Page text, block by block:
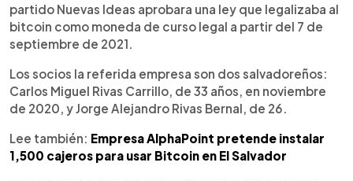
partido Nuevas Ideas aprobara una ley que legalizaba al
bitcoin como moneda de curso legal a partir del 7 de
septiembre de 2021.
Los socios la referida empresa son dos salvadoreños:
Carlos Miguel Rivas Carrillo, de 33 años, en noviembre
de 2020, y Jorge Alejandro Rivas Bernal, de 26.
Lee también: Empresa AlphaPoint pretende instalar
1,500 cajeros para usar Bitcoin en El Salvador